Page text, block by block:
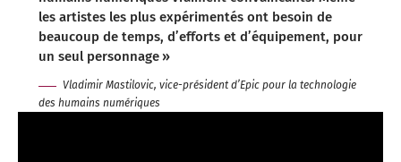
les artistes les plus expérimentés ont besoin de
beaucoup de temps, d’efforts et d’équipement, pour
un seul personnage »
Vladimir Mastilovic, vice-président d’Epic pour la technologie
des humains numériques